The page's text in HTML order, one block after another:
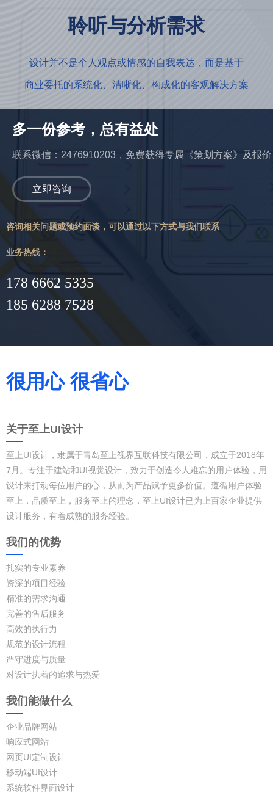
聆听与分析需求
设计并不是个人观点或情感的自我表达，而是基于
商业委托的系统化、清晰化、构成化的客观解决方案
多一份参考，总有益处
联系微信：2476910203，免费获得专属《策划方案》及报价
立即咨询
咨询相关问题或预约面谈，可以通过以下方式与我们联系
业务热线：
178 6662 5335
185 6288 7528
很用心 很省心
关于至上UI设计
至上UI设计，隶属于青岛至上视界互联科技有限公司，成立于2018年
7月。专注于建站和UI视觉设计，致力于创造令人难忘的用户体验，用
设计来打动每位用户的心，从而为产品赋予更多价值。遵循用户体验
至上，品质至上，服务至上的理念，至上UI设计已为上百家企业提供
设计服务，有着成熟的服务经验。
我们的优势
扎实的专业素养
资深的项目经验
精准的需求沟通
完善的售后服务
高效的执行力
规范的设计流程
严守进度与质量
对设计执着的追求与热爱
我们能做什么
企业品牌网站
响应式网站
网页UI定制设计
移动端UI设计
系统软件界面设计